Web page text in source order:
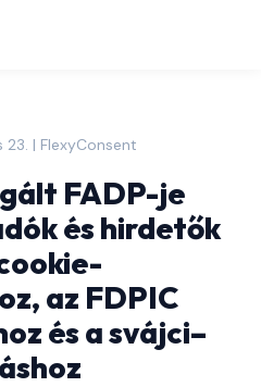
23. | FlexyConsent
FADP-je
és hirdetők
az FDPIC
és a svájci–